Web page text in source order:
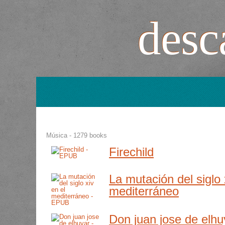
Música - 1279 books
Firechild
La mutación del siglo
mediterráneo
Don juan jose de